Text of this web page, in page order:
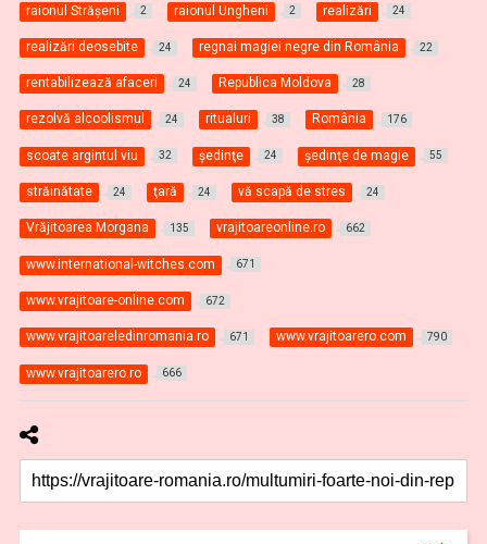
raionul Strășeni 2 raionul Ungheni 2 realizări 24
realizări deosebite 24 regnai magiei negre din România 22
rentabilizează afaceri 24 Republica Moldova 28
rezolvă alcoolismul 24 ritualuri 38 România 176
scoate argintul viu 32 şedinţe 24 şedinţe de magie 55
străinătate 24 ţară 24 vă scapă de stres 24
Vrăjitoarea Morgana 135 vrajitoareonline.ro 662
www.international-witches.com 671
www.vrajitoare-online.com 672
www.vrajitoareledinromania.ro 671 www.vrajitoarero.com 790
www.vrajitoarero.ro 666